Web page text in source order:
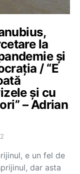
la
și
/ “E
și cu
– Adrian
e un fel de
dar asta